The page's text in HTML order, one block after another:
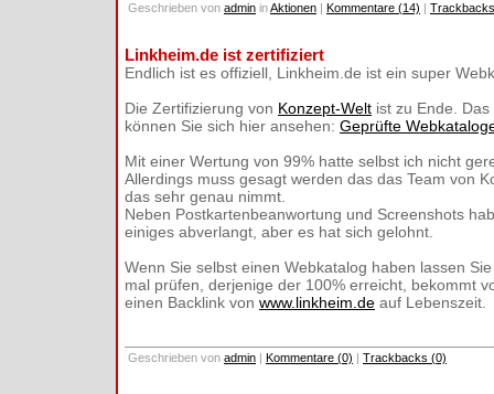
Geschrieben von admin inAktionen | Kommentare (14) |
Linkheim.de ist zertifiziert
Endlich ist es offiziell, Linkheim.de ist ein super
Die Zertifizierung von Konzept-Welt ist zu Ende.
können Sie sich hier ansehen: Geprüfte
Mit einer Wertung von 99% hatte selbst ich nicht
Allerdings muss gesagt werden das das Team von
das sehr genau nimmt.
Neben Postkartenbeanwortung und Screenshots
einiges abverlangt, aber es hat sich gelohnt.
Wenn Sie selbst einen Webkatalog haben lassen
mal prüfen, derjenige der 100% erreicht, bekommt
einen Backlink von www.linkheim.de auf Lebenszeit.
Geschrieben von admin | Kommentare (0) | Trackbacks (0)